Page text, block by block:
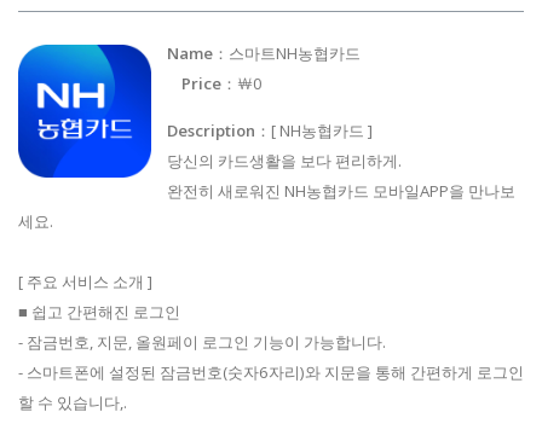
Name ：스마트NH농협카드
Price ：￦0
Description ：[ NH농협카드 ]
당신의 카드생활을 보다 편리하게.
완전히 새로워진 NH농협카드 모바일APP을 만나보
세요.
[ 주요 서비스 소개 ]
■ 쉽고 간편해진 로그인
- 잠금번호, 지문, 올원페이 로그인 기능이 가능합니다.
- 스마트폰에 설정된 잠금번호(숫자6자리)와 지문을 통해 간편하게 로그인
할 수 있습니다,.